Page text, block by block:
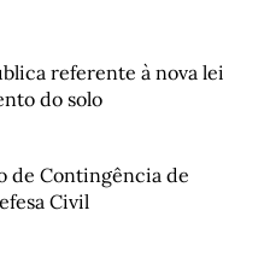
referente à nova lei
do solo
de Contingência de
Civil